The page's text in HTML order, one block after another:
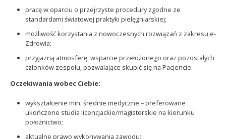
pracę w oparciu o przejrzyste procedury zgodne ze
standardami światowej praktyki pielęgniarskiej;
możliwość korzystania z nowoczesnych rozwiązań z zakresu e-
Zdrowia;
przyjazną atmosferę, wsparcie przełożonego oraz pozostałych
członków zespołu, pozwalające skupić się na Pacjencie.
Oczekiwania wobec Ciebie:
wykształcenie min. średnie medyczne – preferowane
ukończone studia licencjackie/magisterskie na kierunku
położnictwo;
aktualne prawo wykonywania zawodu;